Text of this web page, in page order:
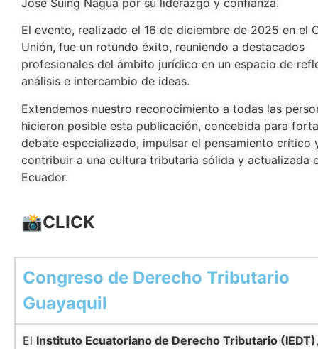
José Suing Nagua por su liderazgo y confianza.
El evento, realizado el 16 de diciembre de 2025 en el
Unión, fue un rotundo éxito, reuniendo a destacados
profesionales del ámbito jurídico en un espacio de
análisis e intercambio de ideas.
Extendemos nuestro reconocimiento a todas las
hicieron posible esta publicación, concebida para
debate especializado, impulsar el pensamiento crítico
contribuir a una cultura tributaria sólida y actualizada
Ecuador.
📸CLICK
Congreso de Derecho Tributario
Guayaquil
El Instituto Ecuatoriano de Derecho Tributario (IEDT)